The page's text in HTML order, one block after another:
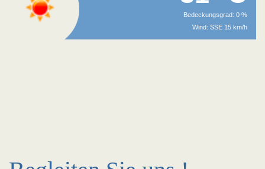
Bedeckungsgrad: 0 %
Wind: SSE 15 km/h